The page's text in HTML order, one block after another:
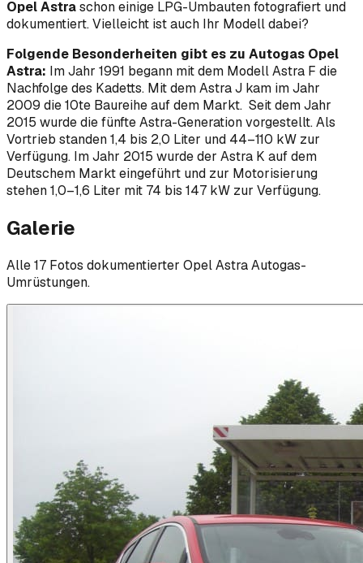
Opel Astraschon einige LPG-Umbauten fotografiert und
dokumentiert. Vielleicht ist auch Ihr Modell dabei?
Folgende Besonderheiten gibt es zu Autogas Opel
Astra: Im Jahr 1991 begann mit dem Modell Astra F die
Nachfolge des Kadetts. Mit dem Astra J kam im Jahr
2009 die 10te Baureihe auf dem Markt. Seit dem Jahr
2015 wurde die fünfte Astra-Generation vorgestellt. Als
Vortrieb standen 1,4 bis 2,0 Liter und 44–110 kW zur
Verfügung. Im Jahr 2015 wurde der Astra K auf dem
Deutschem Markt eingeführt und zur Motorisierung
stehen 1,0–1,6 Liter mit 74 bis 147 kW zur Verfügung.
Galerie
Alle17 Fotos dokumentierter OpelAstraAutogas-
Umrüstungen.